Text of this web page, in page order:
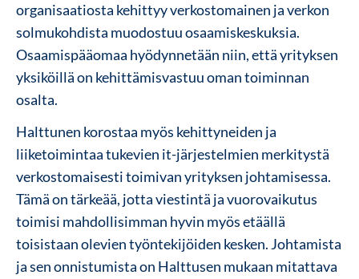
organisaatiosta kehittyy verkostomainen ja verkon
solmukohdista muodostuu osaamiskeskuksia.
Osaamispääomaa hyödynnetään niin, että yrityksen
yksiköillä on kehittämisvastuu oman toiminnan
osalta.
Halttunen korostaa myös kehittyneiden ja
liiketoimintaa tukevien it-järjestelmien merkitystä
verkostomaisesti toimivan yrityksen johtamisessa.
Tämä on tärkeää, jotta viestintä ja vuorovaikutus
toimisi mahdollisimman hyvin myös etäällä
toisistaan olevien työntekijöiden kesken. Johtamista
ja sen onnistumista on Halttusen mukaan mitattava